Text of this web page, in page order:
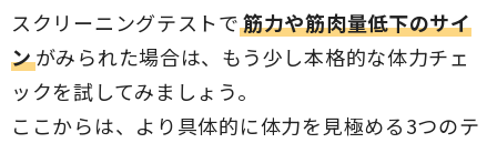
スクリーニングテストで筋力や筋肉量低下のサイ
ンがみられた場合は、もう少し本格的な体力チェ
ックを試してみましょう。
ここからは、より具体的に体力を見極める3つのテ